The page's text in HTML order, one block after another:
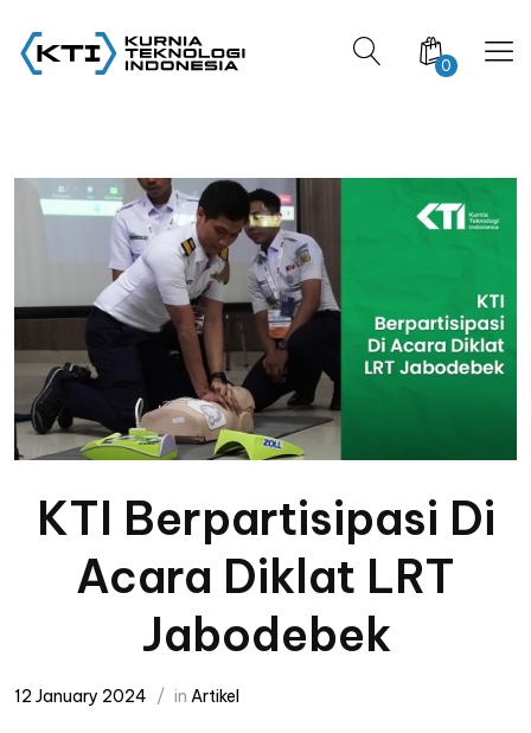
0
KTI Berpartisipasi Di
Acara Diklat LRT
Jabodebek
12 January 2024 in Artikel